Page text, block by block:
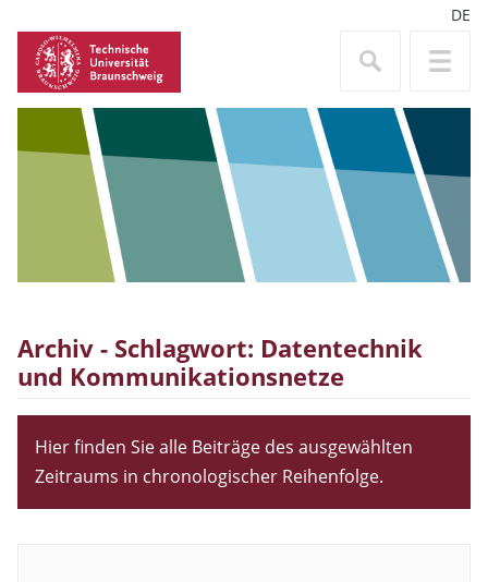
DE
Archiv - Schlagwort: Datentechnik
und Kommunikationsnetze
Hier finden Sie alle Beiträge des ausgewählten
Zeitraums in chronologischer Reihenfolge.